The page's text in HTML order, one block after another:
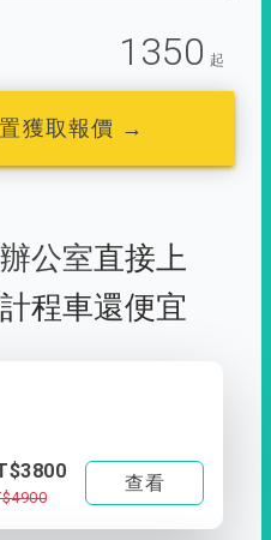
1350 起
獲取報價 →
辦公室直接上
程車還便宜
查看